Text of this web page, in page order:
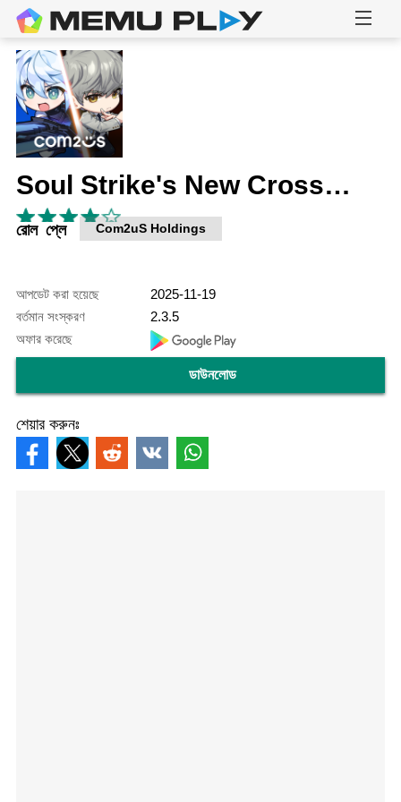
Soul Strike's New Crossover
রোল প্লে Com2uS Holdings
আপডেট করা হয়েছে
2025-11-19
বর্তমান সংস্করণ
2.3.5
অফার করেছে
ডাউনলোড
শেয়ার করুনঃ